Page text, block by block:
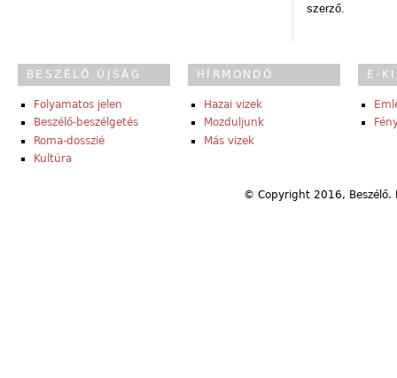
szerző.
BESZÉLŐ ÚJSÁG
Folyamatos jelen
Beszélő-beszélgetés
Roma-dosszié
Kultúra
HÍRMONDÓ
Hazai vizek
Mozduljunk
Más vizek
E-
© Copyright 2016,